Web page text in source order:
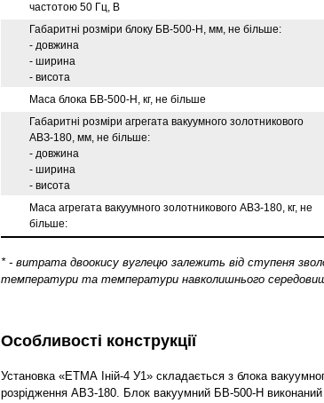
частотою 50 Гц, В
Габаритні розміри блоку БВ-500-Н, мм, не більше:
- довжина
- ширина
- висота
Маса блока БВ-500-Н, кг, не більше
Габаритні розміри агрегата вакуумного золотникового
АВЗ-180, мм, не більше:
- довжина
- ширина
- висота
Маса агрегата вакуумного золотникового АВЗ-180, кг, не
більше:
* - витрата двоокису вуглецю залежить від ступеня
температури та температури навколишнього
Особливості конструкції
Установка «ЕТМА Іній-4 У1» складається з блока
розрідження АВЗ-180. Блок вакуумний БВ-500-Н виконаний